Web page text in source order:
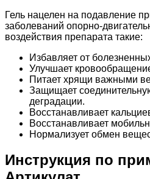
Гель нацелен на подавление
заболеваний опорно-
воздействия препарата такие:
Избавляет от
Улучшает
Питает хрящи важными
Защищает
деградации.
Восстанавливает
Восстанавливает
Нормализует обмен
Инструкция по